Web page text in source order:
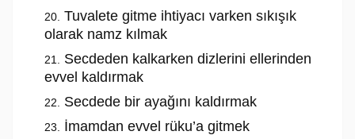
Tuvalete gitme ihtiyacı varken sıkışık
olarak namz kılmak
Secdeden kalkarken dizlerini ellerinden
evvel kaldırmak
Secdede bir ayağını kaldırmak
İmamdan evvel rüku’a gitmek